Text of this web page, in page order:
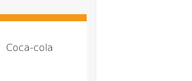
Coca-cola